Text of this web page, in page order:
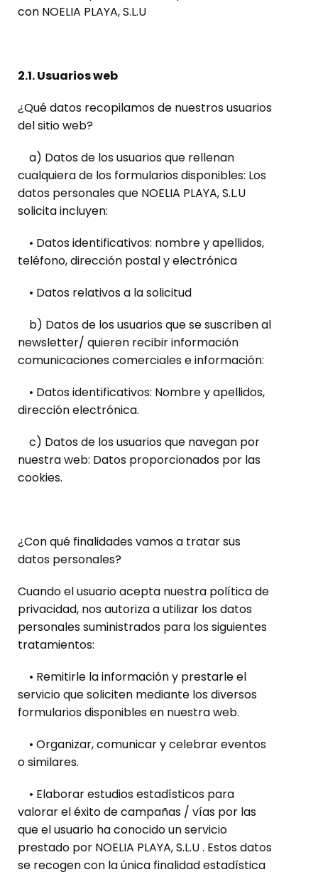
con NOELIA PLAYA, S.L.U
2.1. Usuarios web
¿Qué datos recopilamos de nuestros usuarios
del sitio web?
a) Datos de los usuarios que rellenan
cualquiera de los formularios disponibles: Los
datos personales que NOELIA PLAYA, S.L.U
solicita incluyen:
• Datos identificativos: nombre y apellidos,
teléfono, dirección postal y electrónica
• Datos relativos a la solicitud
b) Datos de los usuarios que se suscriben al
newsletter/ quieren recibir información
comunicaciones comerciales e información:
• Datos identificativos: Nombre y apellidos,
dirección electrónica.
c) Datos de los usuarios que navegan por
nuestra web: Datos proporcionados por las
cookies.
¿Con qué finalidades vamos a tratar sus
datos personales?
Cuando el usuario acepta nuestra política de
privacidad, nos autoriza a utilizar los datos
personales suministrados para los siguientes
tratamientos:
• Remitirle la información y prestarle el
servicio que soliciten mediante los diversos
formularios disponibles en nuestra web.
• Organizar, comunicar y celebrar eventos
o similares.
• Elaborar estudios estadísticos para
valorar el éxito de campañas / vías por las
que el usuario ha conocido un servicio
prestado por NOELIA PLAYA, S.L.U . Estos datos
se recogen con la única finalidad estadística